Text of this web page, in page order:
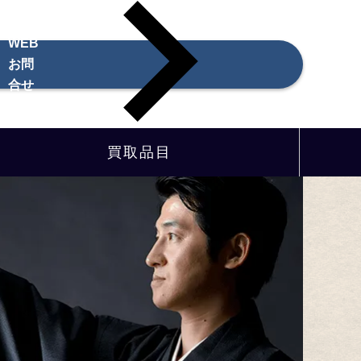
WEB
お問
合せ
買取品目